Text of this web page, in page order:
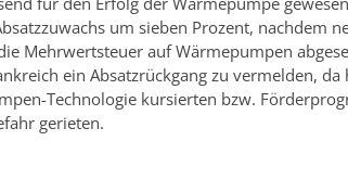
um sieben Prozent, nachdem
Mehrwertsteuer auf Wärmepumpen
ein Absatzrückgang zu vermelden, da
Technologie kursierten bzw.
gerieten.